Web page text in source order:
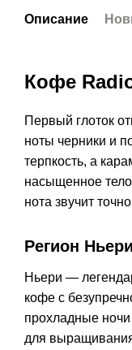
Описание
Кофе
Первый глоток
ноты черники и
терпкость, а
насыщенное тело
нота звучит
Регион
Ньери —
кофе с
прохладные
для